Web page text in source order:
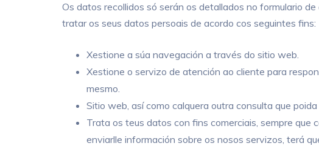
Os datos recollidos só serán os detallados no formulario
tratar os seus datos persoais de acordo cos seguintes fins:
Xestione a súa navegación a través do sitio web.
Xestione o servizo de atención ao cliente para
mesmo.
Sitio web, así como calquera outra consulta que poida
Trata os teus datos con fins comerciais, sempre
enviarlle información sobre os nosos servizos, terá